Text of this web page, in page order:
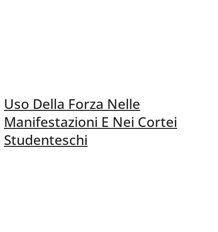
Uso Della Forza Nelle
Manifestazioni E Nei Cortei
Studenteschi